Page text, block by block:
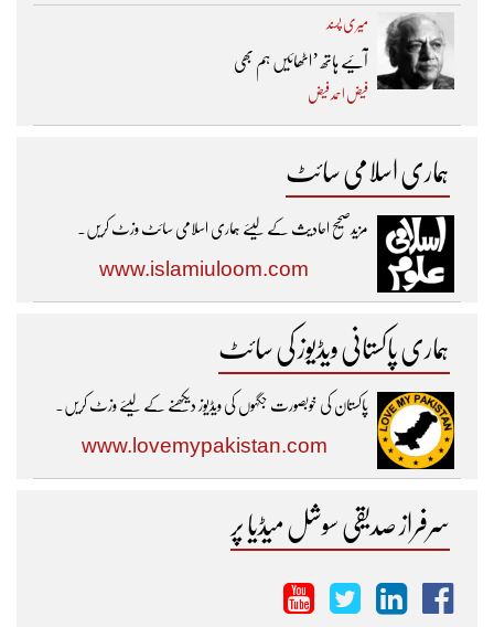
میری پسند
آئیے ہاتھ ’اٹھائیں ہم بھی
فیض احمد فیض
ہماری اسلامی سائٹ
مزیدصحیح احادیث کے لیئے ہماری اسلامی سائٹ وزٹ کریں۔
www.islamiuloom.com
ہماری پاکستانی ویڈیوز کی سائٹ
پاکستان کی خوبصورت جگہوں کی ویڈیوز دیکھنے کے لیئے وزٹ کریں۔
www.lovemypakistan.com
سرفراز صدیقی سوشل میڈیا پر